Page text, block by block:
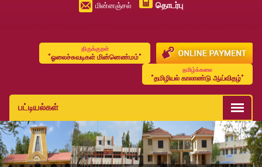
மின்னஞ்சல் தொடர்பு
திருக்குறள்
"ஓலைச்சுவடிகள் மின்னெண்மம்"
தமிழ்க்கலை
"தமிழியல் காலாண்டு ஆய்விதழ்"
பட்டியல்கள்